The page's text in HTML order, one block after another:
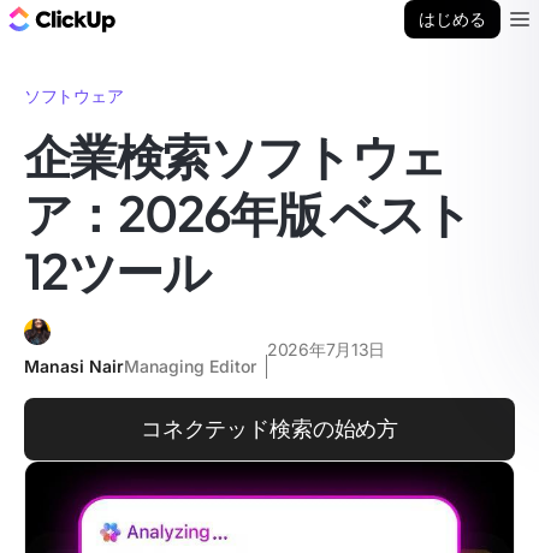
はじめる
ソフトウェア
企業検索ソフトウェ
ア：2026年版 ベスト
12ツール
Manasi NairManaging Editor
2026年7月13日
コネクテッド検索の始め方